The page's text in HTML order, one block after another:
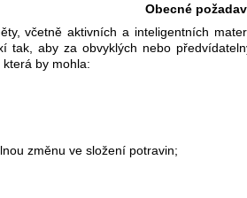
Obecné
včetně aktivních a inteligentních
tak, aby za obvyklých nebo
by mohla:
změnu ve složení potravin;